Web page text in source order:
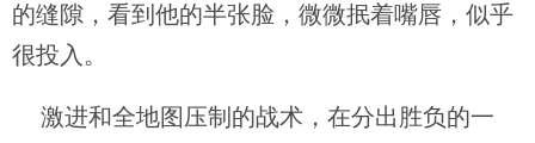
的缝隙，看到他的半张脸，微微抿着嘴唇，似乎
很投入。
激进和全地图压制的战术，在分出胜负的一